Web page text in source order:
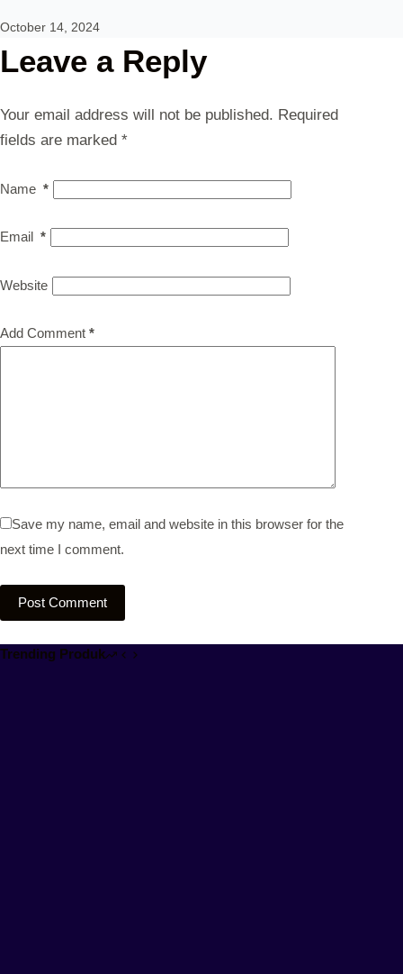
October 14, 2024
Leave a Reply
Your email address will not be published. Required
fields are marked *
Name *
Email *
Website
Add Comment *
Save my name, email and website in this browser for the
next time I comment.
Post Comment
Trending Produk